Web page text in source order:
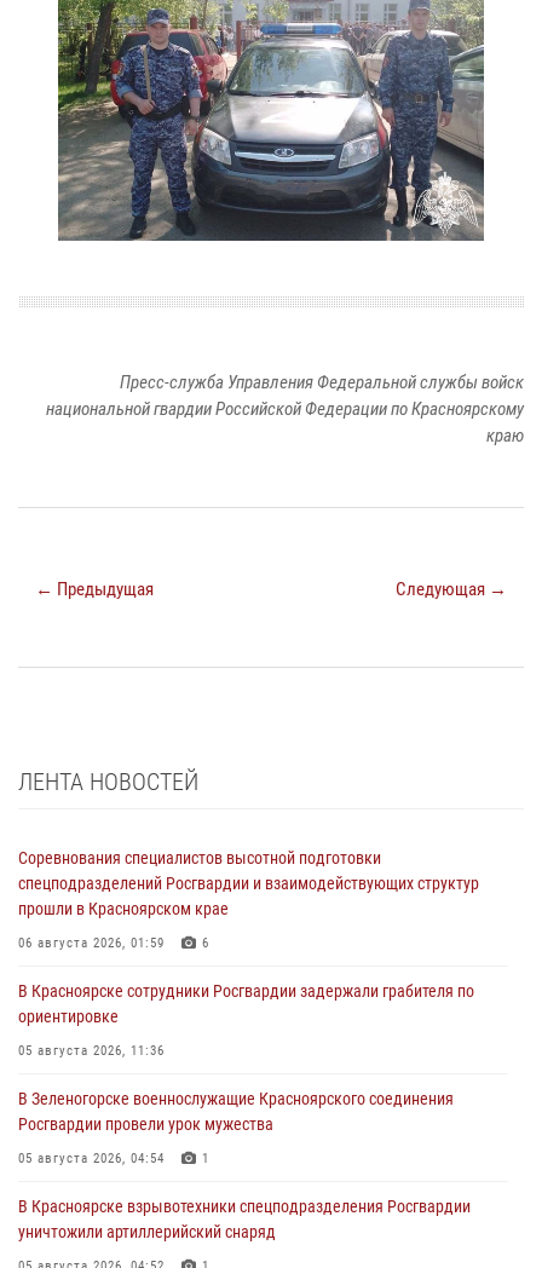
Пресс-служба Управления Федеральной службы войск
национальной гвардии Российской Федерации по Красноярскому
краю
← Предыдущая Следующая →
ЛЕНТА НОВОСТЕЙ
Соревнования специалистов высотной подготовки
спецподразделений Росгвардии и взаимодействующих структур
прошли в Красноярском крае
06 августа 2026, 01:59 6
В Красноярске сотрудники Росгвардии задержали грабителя по
ориентировке
05 августа 2026, 11:36
В Зеленогорске военнослужащие Красноярского соединения
Росгвардии провели урок мужества
05 августа 2026, 04:54 1
В Красноярске взрывотехники спецподразделения Росгвардии
уничтожили артиллерийский снаряд